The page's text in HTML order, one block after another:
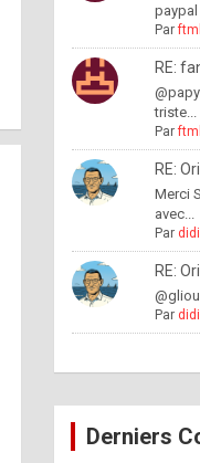
paypal
Par
RE:
triste...
Par
RE:
Merci
avec...
Par
RE:
Par
Derniers